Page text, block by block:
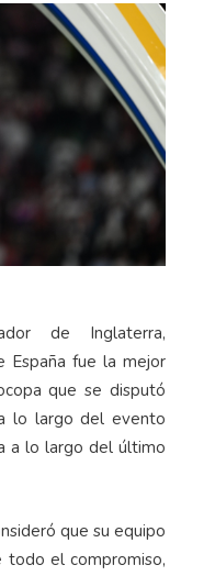
de Inglaterra,
España fue la mejor
que se disputó
lo largo del evento
a lo largo del último
que su equipo
el compromiso,